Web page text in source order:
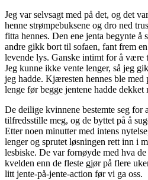
Jeg var selvsagt med på det, og det
henne strømpebuksene og dro ned
fitta hennes. Den ene jenta begynte å
andre gikk bort til sofaen, fant frem
levende lys. Ganske intimt for å være
Jeg kunne ikke vente lenger, så jeg
jeg hadde. Kjæresten hennes ble med
lenge før begge jentene hadde dekket
De deilige kvinnene bestemte seg for
tilfredsstille meg, og de byttet på å
Etter noen minutter med intens
lenger og sprutet løsningen rett inn i
lesbiske. De var fornøyde med hva
kvelden enn de fleste gjør på flere
litt jente-på-jente-action før vi ga oss.